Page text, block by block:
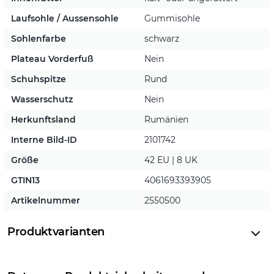
Laufsohle / Aussensohle
Gummisohle
Sohlenfarbe
schwarz
Plateau Vorderfuß
Nein
Schuhspitze
Rund
Wasserschutz
Nein
Herkunftsland
Rumänien
Interne Bild-ID
2101742
Größe
42 EU | 8 UK
GTIN13
4061693393905
Artikelnummer
2550500
Produktvarianten